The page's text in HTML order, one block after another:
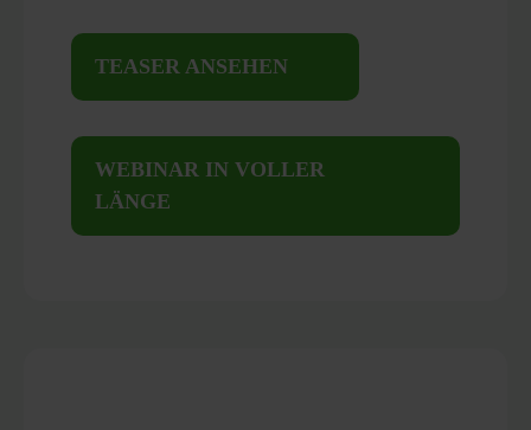
TEASER ANSEHEN
WEBINAR IN VOLLER
LÄNGE